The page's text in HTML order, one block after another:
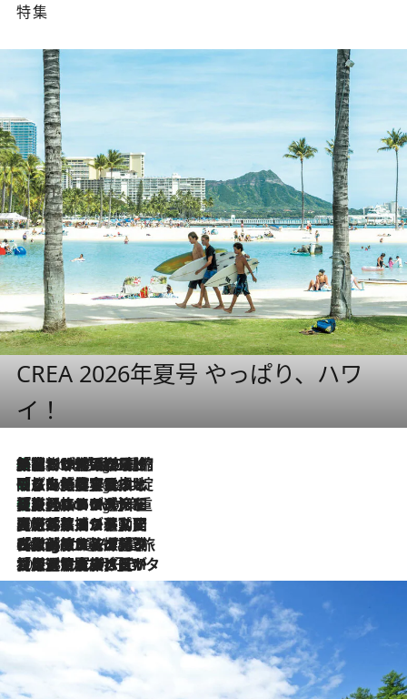
特集
CREA 2026年夏号 やっぱり、ハワ
イ！
5 Hours Ago
「荷物が増えるほど旅ストレスは増す」美容ジャーナリストがたどり着いた最終結論。“化粧品を劇的に減らす”感動の凝縮美容とは
5 Hours Ago
「旅先には金髪ウィッグを持参」日本と同じメイクでは損してる!? 美容ジャーナリストが提案する“掟破りの旅美容”とは
5 Hours Ago
【厳選旅コスメ】「身軽さ＆UV対策重視！」ヘアアーティストshucoが選んだ夏旅ベストコスメを発表【Mサイズジップ】
2026.8.5
【厳選旅コスメ】国内をあちこち移動する河井菜摘が選んだ夏旅ベストコスメ発表！「リラックスアイテムはマスト」【Mサイズジップ】
2026.8.4
【厳選旅コスメ】「紫外線＆乾燥対策しながらメイク感も！」ヘア＆メイクGeorgeが選んだ夏旅ベストコスメを発表！【Mサイズジップ】
2026.8.3
【厳選旅コスメ】「保湿もタイパ重視！」“サウナ好き”タレント清水みさとが愛用する夏旅ベストコスメを発表！【Mサイズジップ】